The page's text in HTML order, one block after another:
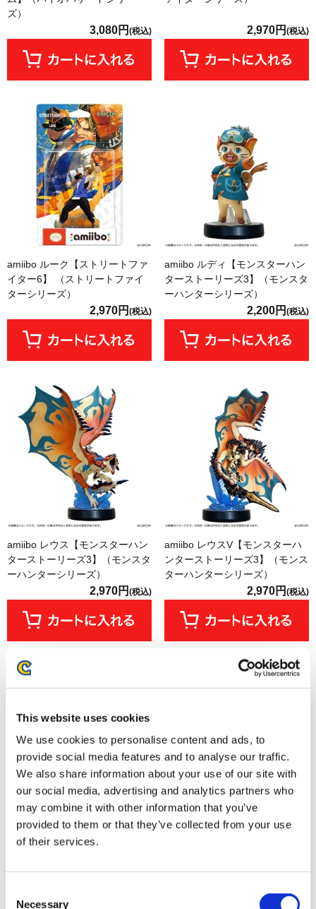
This website uses cookies
We use cookies to personalise content and ads, to
provide social media features and to analyse our traffic.
We also share information about your use of our site with
our social media, advertising and analytics partners who
may combine it with other information that you’ve
provided to them or that they’ve collected from your use
of their services.
Necessary
ズ）
3,080円 (税込) 2,970円 (税込)
amiibo ルーク【ストリートファ
イター6】 （ストリートファイ
ターシリーズ）
2,970円 (税込)
amiibo ルディ【モンスターハン
ターストーリーズ3】（モンスタ
ーハンターシリーズ）
2,200円 (税込)
amiibo レウス【モンスターハン
ターストーリーズ3】（モンスタ
ーハンターシリーズ）
2,970円 (税込)
amiibo レウスV【モンスターハ
ンターストーリーズ3】（モンス
ターハンターシリーズ）
2,970円 (税込)
amiibo レオン・S・ケネディ
【バイオハザード レクイエム】
amiibo3種セット レウス+レウス
ンターシリーズ）